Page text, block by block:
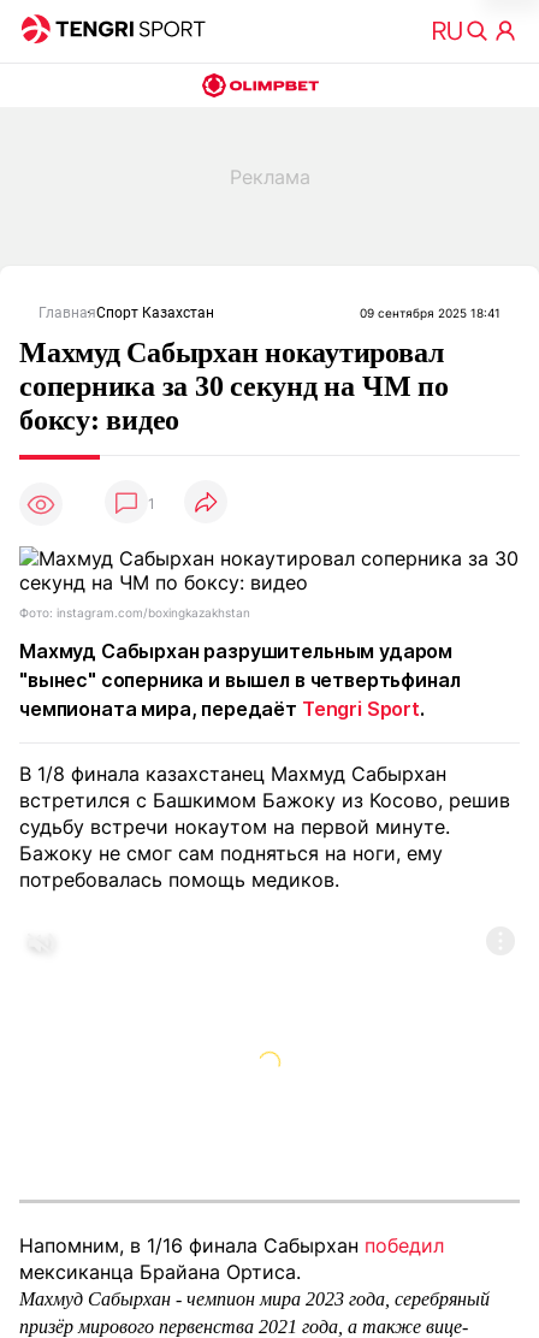
ГлавнаяСпорт Казахстан 09 сентября 2025 18:41
Махмуд Сабырхан нокаутировал
соперника за 30 секунд на ЧМ по
боксу: видео
1
Фото: instagram.com/boxingkazakhstan
Махмуд Сабырхан разрушительным ударом
"вынес" соперника и вышел в четвертьфинал
чемпионата мира, передаёт Tengri Sport.
В 1/8 финала казахстанец Махмуд Сабырхан
встретился с Башкимом Бажоку из Косово, решив
судьбу встречи нокаутом на первой минуте.
Бажоку не смог сам подняться на ноги, ему
потребовалась помощь медиков.
Напомним, в 1/16 финала Сабырхан победил
мексиканца Брайана Ортиса.
Махмуд Сабырхан - чемпион мира 2023 года, серебряный
призёр мирового первенства 2021 года, а также вице-